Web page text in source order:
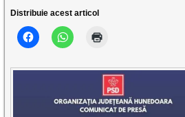
Distribuie acest articol